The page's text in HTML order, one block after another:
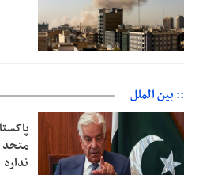
:: بین الملل
ندارد